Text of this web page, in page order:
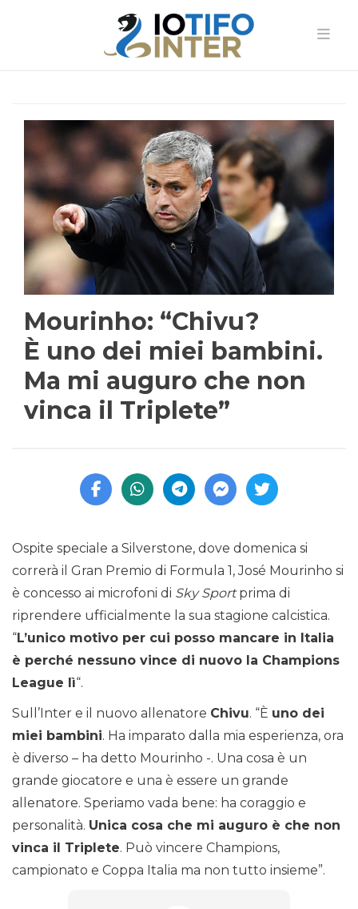
Mourinho: “Chivu?
È uno dei miei bambini.
Ma mi auguro che non
vinca il Triplete”
Ospite speciale a Silverstone, dove domenica si
correrà il Gran Premio di Formula 1, José Mourinho si
è concesso ai microfoni di Sky Sportprima di
riprendere ufficialmente la sua stagione calcistica.
“L’unico motivo per cui posso mancare in Italia
è perché nessuno vince di nuovo la Champions
League lì“.
Sull’Inter e il nuovo allenatore Chivu. “È uno dei
miei bambini. Ha imparato dalla mia esperienza, ora
è diverso – ha detto Mourinho -. Una cosa è un
grande giocatore e una è essere un grande
allenatore. Speriamo vada bene: ha coraggio e
personalità. Unica cosa che mi auguro è che non
vinca il Triplete. Può vincere Champions,
campionato e Coppa Italia ma non tutto insieme”.